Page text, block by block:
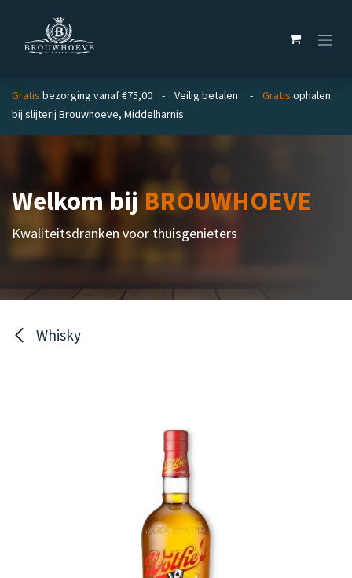
Gratis bezorging vanaf €75,00 - Veilig betalen - Gratis ophalen
bij slijterij Brouwhoeve, Middelharnis
Welkom bijBROUWHOEVE
Kwaliteitsdranken voor thuisgenieters
Whisky